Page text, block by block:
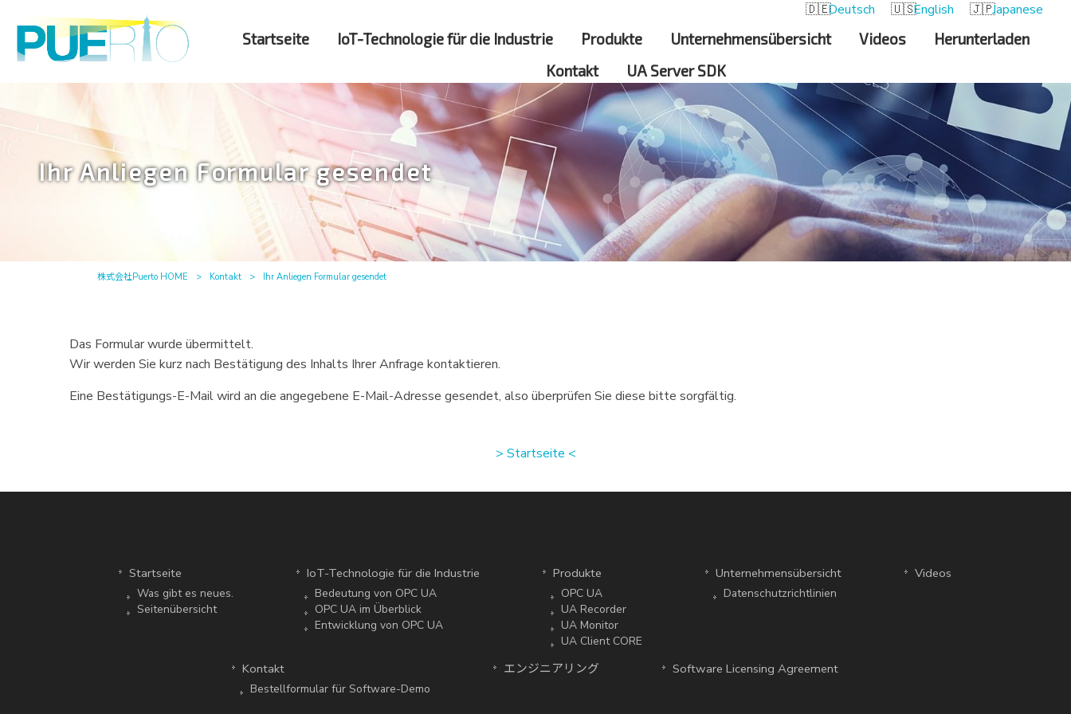
Deutsch English Japanese
Startseite IoT-Technologie für die Industrie Produkte Unternehmensübersicht Videos
Herunterladen
Kontakt
UA Server SDK
Ihr Anliegen Formular gesendet
株式会社Puerto HOME > Kontakt > Ihr Anliegen Formular gesendet
Das Formular wurde übermittelt.
Wir werden Sie kurz nach Bestätigung des Inhalts Ihrer Anfrage kontaktieren.
Eine Bestätigungs-E-Mail wird an die angegebene E-Mail-Adresse gesendet, also überprüfen Sie diese bitte sorgfältig.
> Startseite <
Startseite
Was gibt es neues.
Seitenübersicht
IoT-Technologie für die Industrie
Bedeutung von OPC UA
OPC UA im Überblick
Entwicklung von OPC UA
Produkte
OPC UA
UA Recorder
UA Monitor
UA Client CORE
Unternehmensübersicht
Datenschutzrichtlinien
Videos
Kontakt
Bestellformular für Software-Demo
エンジニアリング Software Licensing Agreement